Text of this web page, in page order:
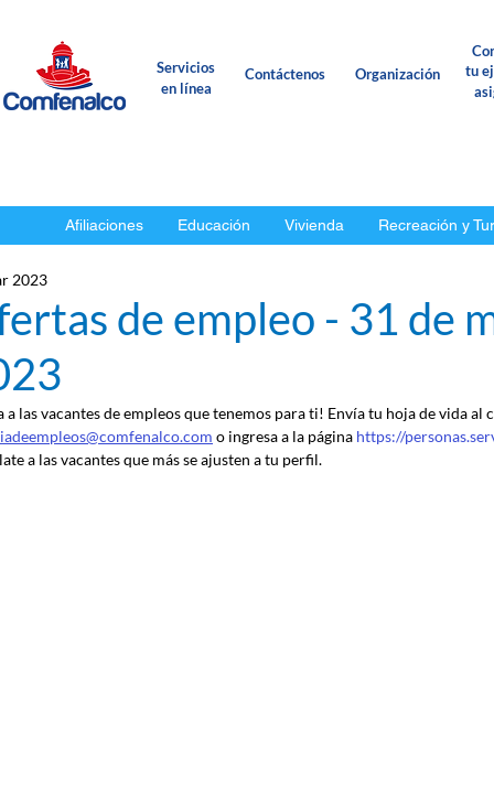
Servicios
en línea
Contáctenos Organización
tu
Afiliaciones Educación Vivienda Recreación y
de empleo - 31 de
2023
a las vacantes de empleos que tenemos para ti! Envía tu hoja de vida al
o ingresa a la página https://
a las vacantes que más se ajusten a tu perfil.